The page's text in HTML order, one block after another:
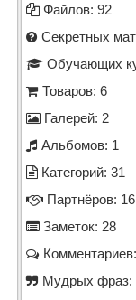
Файлов: 92
Секретных
Обучающих
Товаров: 6
Галерей: 2
Альбомов: 1
Категорий: 31
Партнёров: 16
Заметок: 28
Мудрых фраз: